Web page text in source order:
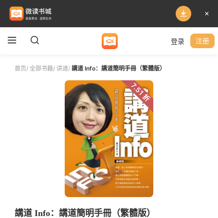
登录 注册
首页/ 全部书籍/ 讲道/ 講道 Info：講道簡明手冊（繁體版）
7.51 折
講道 Info：講道簡明手冊（繁體版）